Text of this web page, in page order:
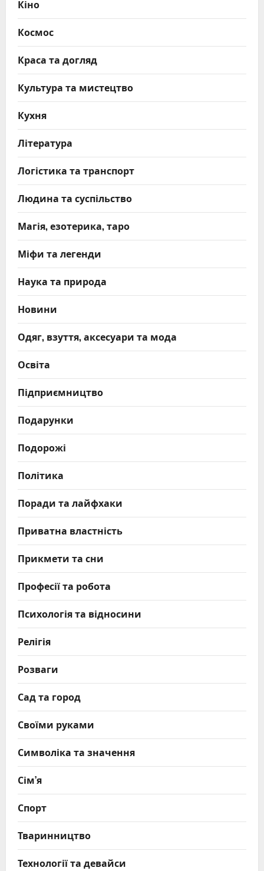
Кіно
Космос
Краса та догляд
Культура та мистецтво
Кухня
Література
Логістика та транспорт
Людина та суспільство
Магія, езотерика, таро
Міфи та легенди
Наука та природа
Новини
Одяг, взуття, аксесуари та мода
Освіта
Підприємництво
Подарунки
Подорожі
Політика
Поради та лайфхаки
Приватна властність
Прикмети та сни
Професії та робота
Психологія та відносини
Релігія
Розваги
Сад та город
Своїми руками
Символіка та значення
Сім’я
Спорт
Тваринництво
Технології та девайси